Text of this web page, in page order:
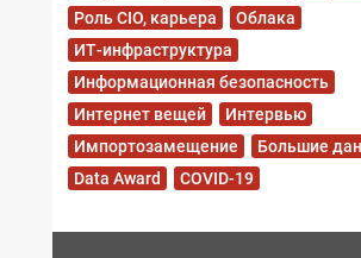
Роль CIO, карьера
Облака
ИТ-инфраструктура
Информационная безопасность
Интернет вещей
Интервью
Импортозамещение
Большие
Data Award
COVID-19